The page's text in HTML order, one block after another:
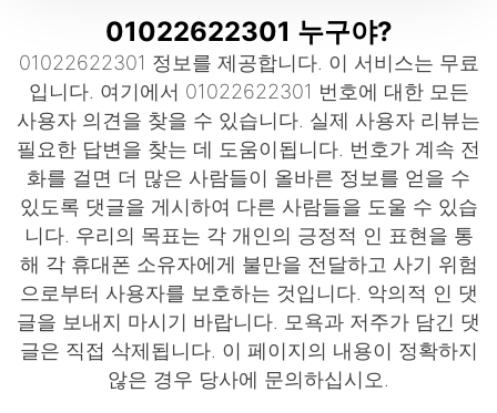
01022622301 누구야?
01022622301 정보를 제공합니다. 이 서비스는 무료
입니다. 여기에서 01022622301 번호에 대한 모든
사용자 의견을 찾을 수 있습니다. 실제 사용자 리뷰는
필요한 답변을 찾는 데 도움이됩니다. 번호가 계속 전
화를 걸면 더 많은 사람들이 올바른 정보를 얻을 수
있도록 댓글을 게시하여 다른 사람들을 도울 수 있습
니다. 우리의 목표는 각 개인의 긍정적 인 표현을 통
해 각 휴대폰 소유자에게 불만을 전달하고 사기 위험
으로부터 사용자를 보호하는 것입니다. 악의적 인 댓
글을 보내지 마시기 바랍니다. 모욕과 저주가 담긴 댓
글은 직접 삭제됩니다. 이 페이지의 내용이 정확하지
않은 경우 당사에 문의하십시오.